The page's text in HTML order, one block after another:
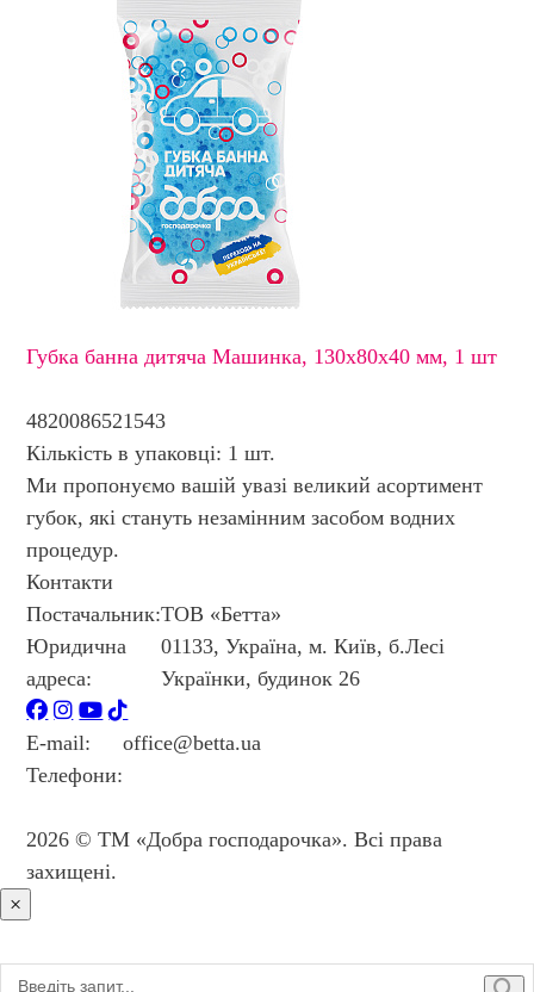
Губка банна дитяча Машинка, 130х80х40 мм, 1 шт
4820086521543
Кількість в упаковці: 1 шт.
Ми пропонуємо вашій увазі великий асортимент
губок, які стануть незамінним засобом водних
процедур.
Контакти
Постачальник:ТОВ «Бетта»
Юридична
адреса:
01133, Україна, м. Київ, б.Лесі
Українки, будинок 26
E-mail:
office@betta.ua
Телефони:
2026 © ТМ «Добра господарочка». Всі права
захищені.
×